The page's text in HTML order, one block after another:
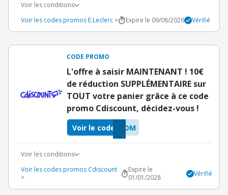
Voir les conditions
Voir les codes promos E.Leclerc >
Expire le 09/08/2026 Vérifié
CODE PROMO
L'offre à saisir MAINTENANT ! 10€
de réduction SUPPLÉMENTAIRE sur
TOUT votre panier grâce à ce code
promo Cdiscount, décidez-vous !
EOM
Voir le code
Voir les conditions
Voir les codes promos Cdiscount
>
Expire le
01/01/2028
Vérifié